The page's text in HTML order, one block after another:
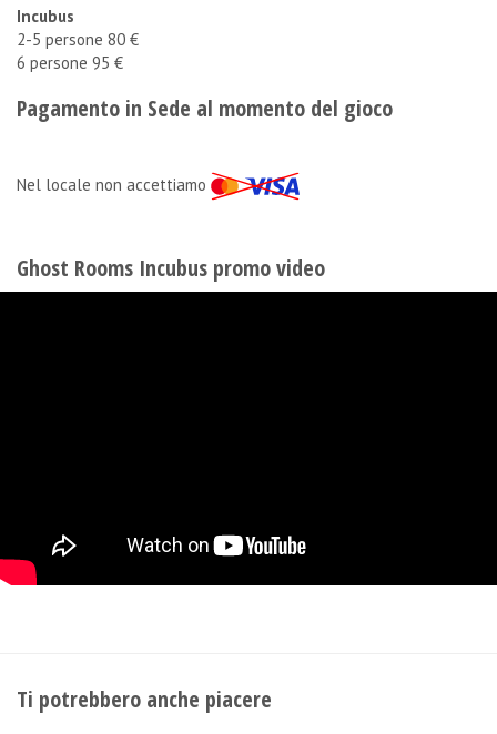
Incubus
2-5 persone 80 €
6 persone 95 €
Pagamento in Sede al momento del gioco
Nel locale non accettiamo
Ghost Rooms Incubus promo video
Ti potrebbero anche piacere